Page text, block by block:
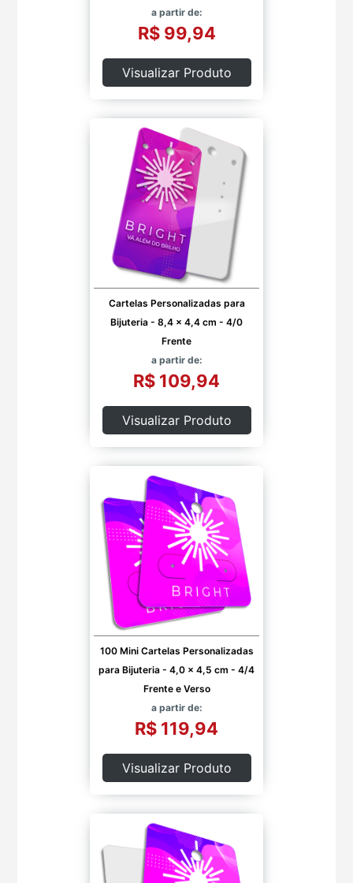
a partir de:
R$ 99,94
Visualizar Produto
Cartelas Personalizadas para
Bijuteria - 8,4 x 4,4 cm - 4/0
Frente
a partir de:
R$ 109,94
Visualizar Produto
100 Mini Cartelas Personalizadas
para Bijuteria - 4,0 x 4,5 cm - 4/4
Frente e Verso
a partir de:
R$ 119,94
Visualizar Produto